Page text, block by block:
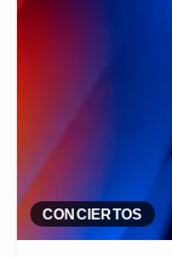
CONCIERTOS